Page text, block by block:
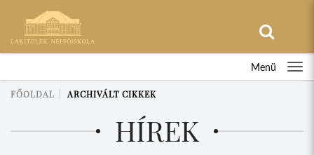
Menü
FŐOLDAL ARCHIVÁLT CIKKEK
HÍREK